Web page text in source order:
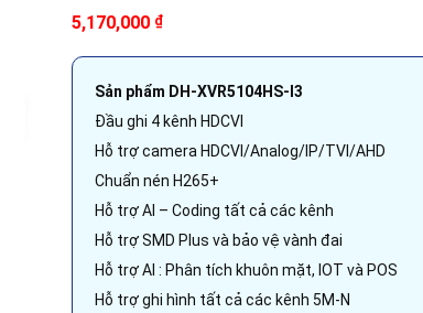
5,170,000 ₫
Sản phẩm DH-XVR5104HS-I3
Đầu ghi 4 kênh HDCVI
Hỗ trợ camera HDCVI/Analog/IP/TVI/AHD
Chuẩn nén H265+
Hỗ trợ AI – Coding tất cả các kênh
Hỗ trợ SMD Plus và bảo vệ vành đai
Hỗ trợ AI : Phân tích khuôn mặt, IOT và POS
Hỗ trợ ghi hình tất cả các kênh 5M-N